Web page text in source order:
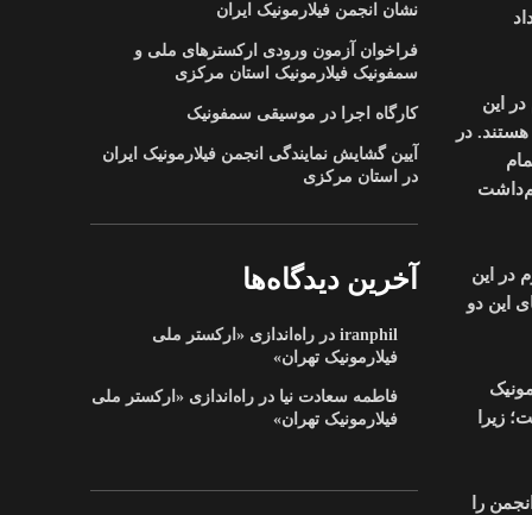
این
در
در این
این دو
زیرا
را
نشان انجمن فیلارمونیک ایران
فراخوان آزمون ورودی ارکسترهای ملی و
سمفونیک فیلارمونیک استان مرکزی
کارگاه اجرا در موسیقی سمفونیک
آیین گشایش نمایندگی انجمن فیلارمونیک ایران
در استان مرکزی
آخرین دیدگاه‌ها
iranphil درراه‌اندازی «ارکستر ملی
فیلارمونیک تهران»
فاطمه سعادت نیا درراه‌اندازی «ارکستر ملی
فیلارمونیک تهران»